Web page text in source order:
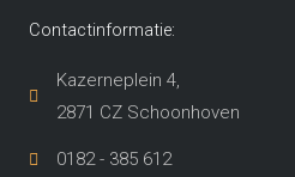
Contactinformatie:
Kazerneplein 4,
2871 CZ Schoonhoven​
0182 - 385 612